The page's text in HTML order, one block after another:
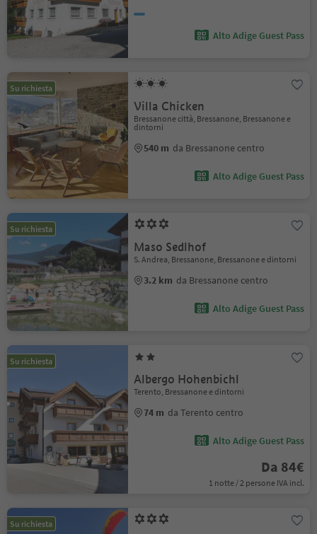
Alto Adige Guest Pass
Su richiesta
Villa Chicken
Bressanone città, Bressanone, Bressanone e
dintorni
540 m da Bressanone centro
Alto Adige Guest Pass
Su richiesta
Maso Sedlhof
S. Andrea, Bressanone, Bressanone e dintorni
3.2 km da Bressanone centro
Alto Adige Guest Pass
Su richiesta
Albergo Hohenbichl
Terento, Bressanone e dintorni
74 m da Terento centro
Alto Adige Guest Pass
Da 84€
1 notte / 2 persone IVA incl.
Su richiesta